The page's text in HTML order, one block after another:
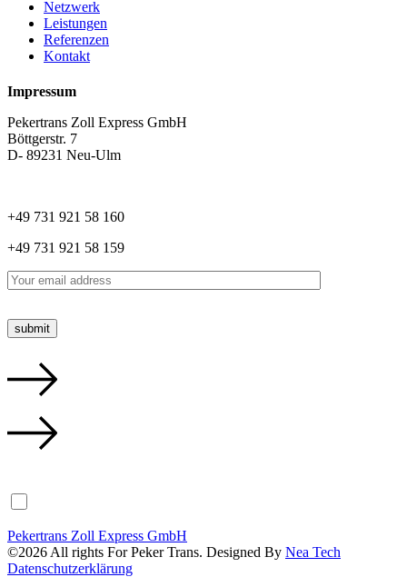
Netzwerk
Leistungen
Referenzen
Kontakt
Impressum
Pekertrans Zoll Express GmbH
Böttgerstr. 7
D- 89231 Neu-Ulm
+49 731 921 58 160
+49 731 921 58 159
Pekertrans Zoll Express GmbH
©2026 All rights For Peker Trans. Designed By Nea Tech
Datenschutzerklärung